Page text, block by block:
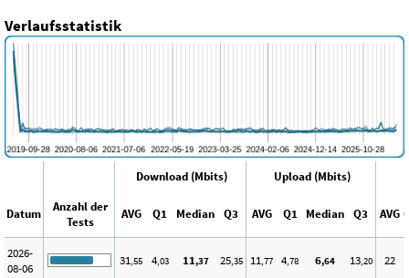
Verlaufsstatistik
Download (Mbits) Upload (Mbits)
Datum
Anzahl der
Tests
AVG Q1 Median Q3 AVG Q1 Median Q3 AVG
2026-
08-06
31,55 4,03 11,37 25,35 11,77 4,78 6,64 13,20 22